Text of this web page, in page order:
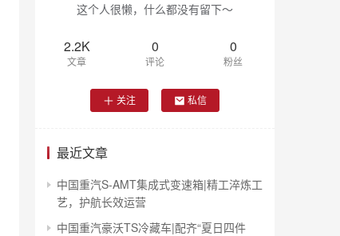
这个人很懒，什么都没有留下～
2.2K
文章
0
评论
0
粉丝
关注 私信
最近文章
中国重汽S-AMT集成式变速箱|精工淬炼工
艺，护航长效运营
中国重汽豪沃TS冷藏车|配齐“夏日四件